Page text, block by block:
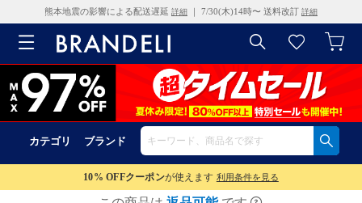
熊本地震の影響による配送遅延 詳細 ｜ 7/30(木)14時〜 送料改訂 詳細
カテゴリ ブランド
10% OFFクーポンが使えます 利用条件を見る